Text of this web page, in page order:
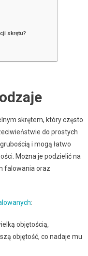
skrętu?
skrętem, który często
do prostych
i mogą łatwo
Można je podzielić na
falowania oraz
:
objętością,
objętość, co nadaje mu